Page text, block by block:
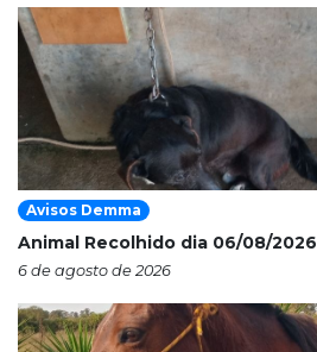
Avisos Demma
Animal Recolhido dia 06/08/2026
6 de agosto de 2026